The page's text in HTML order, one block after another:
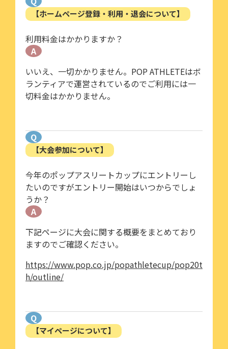
【ホームページ登録・利用・退会について】
利用料金はかかりますか？
A
いいえ、一切かかりません。POP ATHLETEはボ
ランティアで運営されているのでご利用には一
切料金はかかりません。
Q
【大会参加について】
今年のポップアスリートカップにエントリーし
たいのですがエントリー開始はいつからでしょ
うか？
A
下記ページに大会に関する概要をまとめており
ますのでご確認ください。
https://www.pop.co.jp/popathletecup/pop20t
h/outline/
Q
【マイページについて】